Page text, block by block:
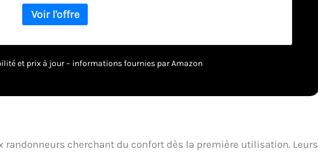
ainsi la formation d’ampoules. CountryIdOrigin: VN Désignation:
Chaussure de randonnée et de trekking Mercury IV Mid GTX
et prix à jour – informations fournies par Amazon
randonneurs cherchant du confort dès la première utilisation. Leurs